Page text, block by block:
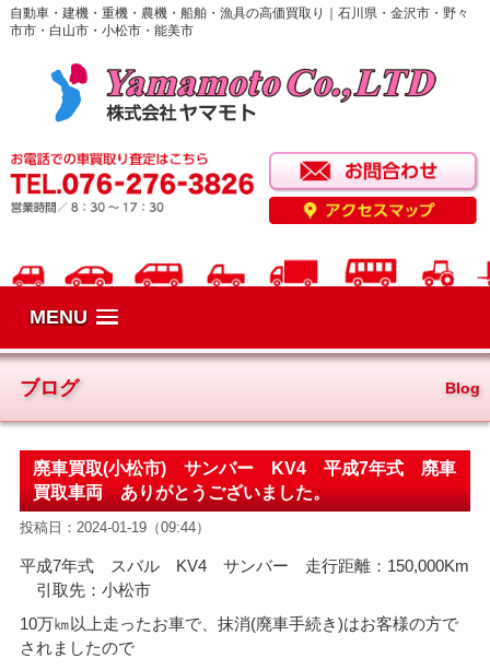
自動車・建機・重機・農機・船舶・漁具の高価買取り｜石川県・金沢市・野々
市市・白山市・小松市・能美市
MENU
ブログ Blog
廃車買取(小松市) サンバー KV4 平成7年式 廃車
買取車両 ありがとうございました。
投稿日：2024-01-19（09:44）
平成7年式 スバル KV4 サンバー 走行距離：150,000Km
引取先：小松市
10万㎞以上走ったお車で、抹消(廃車手続き)はお客様の方で
されましたので